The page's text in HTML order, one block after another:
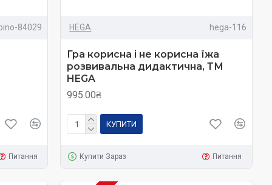
пройшовши близько 20 навчальних годин навчання.
склади. І вони в словах не завжди збігаються.
bino-84029
Питання
HEGA hega-116
Гра корисна і не корисна їжа
розвивальна дидактична, ТМ
HEGA
995.00₴
КУПИТИ
Купити Зараз Питання